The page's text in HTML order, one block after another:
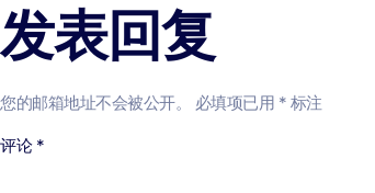
发表回复
您的邮箱地址不会被公开。 必填项已用 * 标注
评论 *